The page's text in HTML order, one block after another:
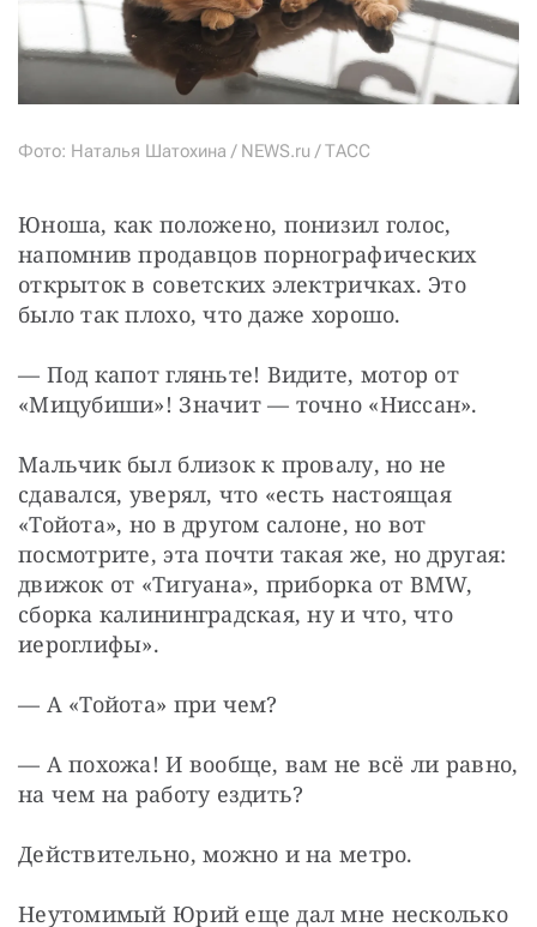
Фото: Наталья Шатохина / NEWS.ru / ТАСС
Юноша, как положено, понизил голос,
напомнив продавцов порнографических
открыток в советских электричках. Это
было так плохо, что даже хорошо.
— Под капот гляньте! Видите, мотор от
«Мицубиши»! Значит — точно «Ниссан».
Мальчик был близок к провалу, но не
сдавался, уверял, что «есть настоящая
«Тойота», но в другом салоне, но вот
посмотрите, эта почти такая же, но другая:
движок от «Тигуана», приборка от BMW,
сборка калининградская, ну и что, что
иероглифы».
— А «Тойота» при чем?
— А похожа! И вообще, вам не всё ли равно,
на чем на работу ездить?
Действительно, можно и на метро.
Неутомимый Юрий еще дал мне несколько